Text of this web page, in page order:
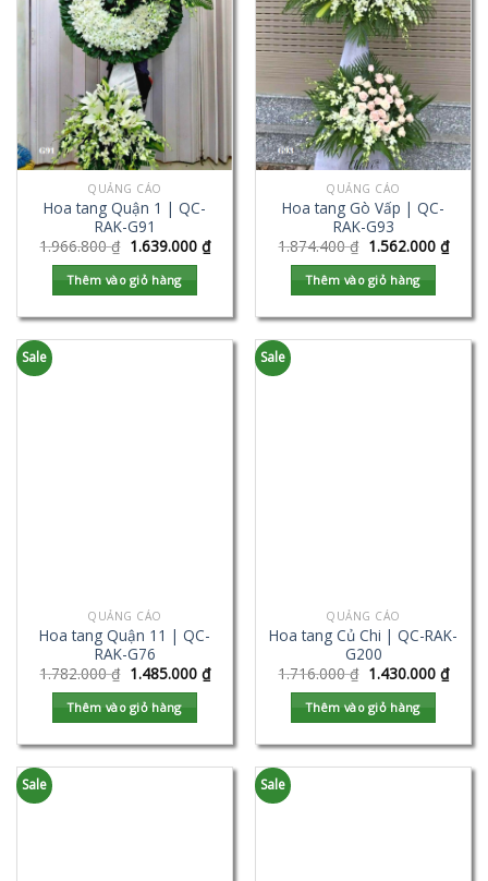
QUẢNG CÁO
Hoa tang Quận 1 | QC-
RAK-G91
1.966.800₫ 1.639.000 ₫
Thêm vào giỏ hàng
QUẢNG CÁO
Hoa tang Gò Vấp | QC-
RAK-G93
1.874.400₫ 1.562.000 ₫
Thêm vào giỏ hàng
Sale
QUẢNG CÁO
Hoa tang Quận 11 | QC-
RAK-G76
1.782.000₫ 1.485.000 ₫
Thêm vào giỏ hàng
Sale
QUẢNG CÁO
Hoa tang Củ Chi | QC-RAK-
G200
1.716.000₫ 1.430.000 ₫
Thêm vào giỏ hàng
Sale Sale